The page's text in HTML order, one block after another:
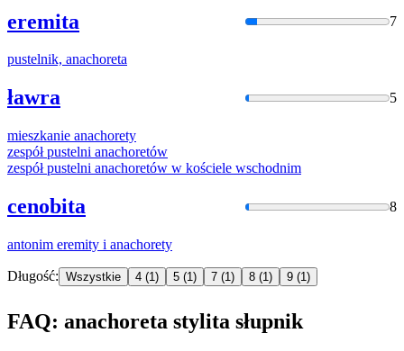
eremita 7
pustelnik, anachoreta
ławra 5
mieszkanie anachorety
zespół pustelni anachoretów
zespół pustelni anachoretów w kościele wschodnim
cenobita 8
antonim eremity i anachorety
Długość: Wszystkie 4 (1) 5 (1) 7 (1) 8 (1) 9 (1)
FAQ: anachoreta stylita słupnik